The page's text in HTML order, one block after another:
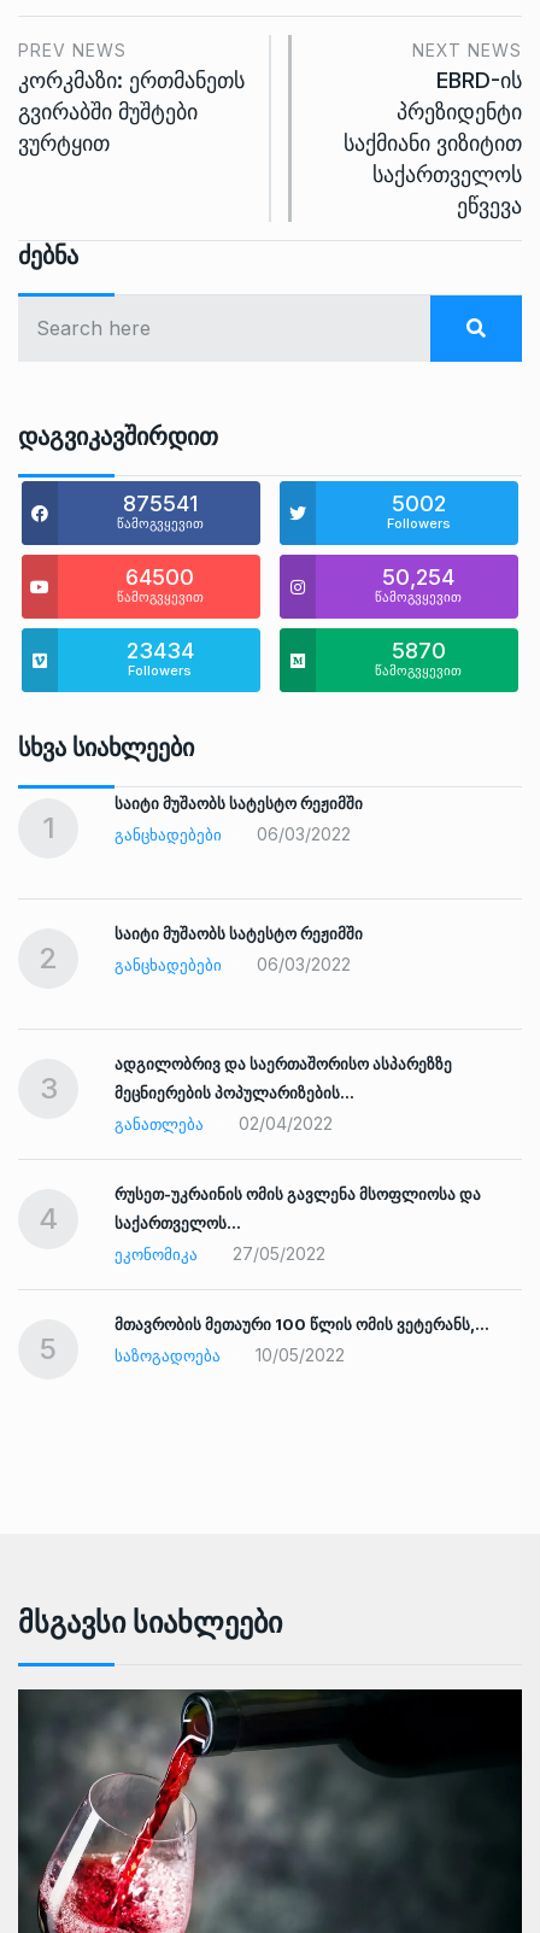
PREV NEWS
კორკმაზი: ერთმანეთს
გვირაბში მუშტები
ვურტყით
NEXT NEWS
EBRD-ის
პრეზიდენტი
საქმიანი ვიზიტით
საქართველოს
ეწვევა
Ძებნა
Დაგვიკავშირდით
875541
წამოგვყევით
5002
Followers
64500
წამოგვყევით
50,254
წამოგვყევით
23434
Followers
5870
წამოგვყევით
Სხვა Სიახლეები
1
საიტი მუშაობს სატესტო რეჟიმში
ᲒᲐᲜᲪᲮᲐᲓᲔᲑᲔᲑᲘ
06/03/2022
2
საიტი მუშაობს სატესტო რეჟიმში
ᲒᲐᲜᲪᲮᲐᲓᲔᲑᲔᲑᲘ
06/03/2022
3
ადგილობრივ და საერთაშორისო ასპარეზზე
მეცნიერების პოპულარიზების…
ᲒᲐᲜᲐᲗᲚᲔᲑᲐ
02/04/2022
4
რუსეთ-უკრაინის ომის გავლენა მსოფლიოსა და
საქართველოს…
ᲔᲙᲝᲜᲝᲛᲘᲙᲐ
27/05/2022
5
მთავრობის მეთაური 100 წლის ომის ვეტერანს,…
ᲡᲐᲖᲝᲒᲐᲓᲝᲔᲑᲐ
10/05/2022
Მსგავსი Სიახლეები